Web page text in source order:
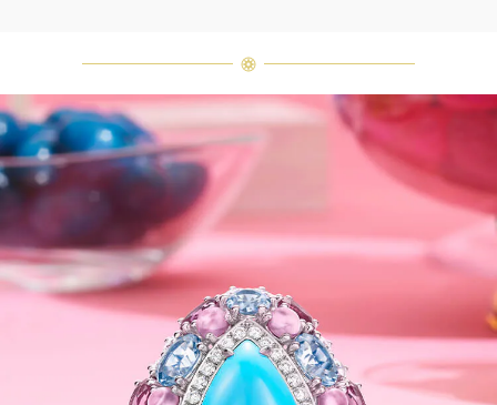
ウィンストンによって厳選された最
高品質のダイヤモンド及びジェムス
トーンは、ひとつひとつが唯一無二
の個性を有する天然の素材であるた
め、同製品間においてカラットおよ
び石数、クオリティ等が僅かに異な
る場合があります。ご不明な点は、
クライアントインフォメーションま
でお問合せ下さい。